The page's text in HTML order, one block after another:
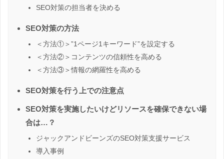
SEO対策の担当者を決める
SEO対策の方法
＜方法①＞”1ページ1キーワード”を設定する
＜方法②＞コンテンツの信頼性を高める
＜方法③＞情報の網羅性を高める
SEO対策を行う上での注意点
SEO対策を実施したいけどリソースを確保できない場
合は…？
ジャックアンドビーンズのSEO対策支援サービス
導入事例